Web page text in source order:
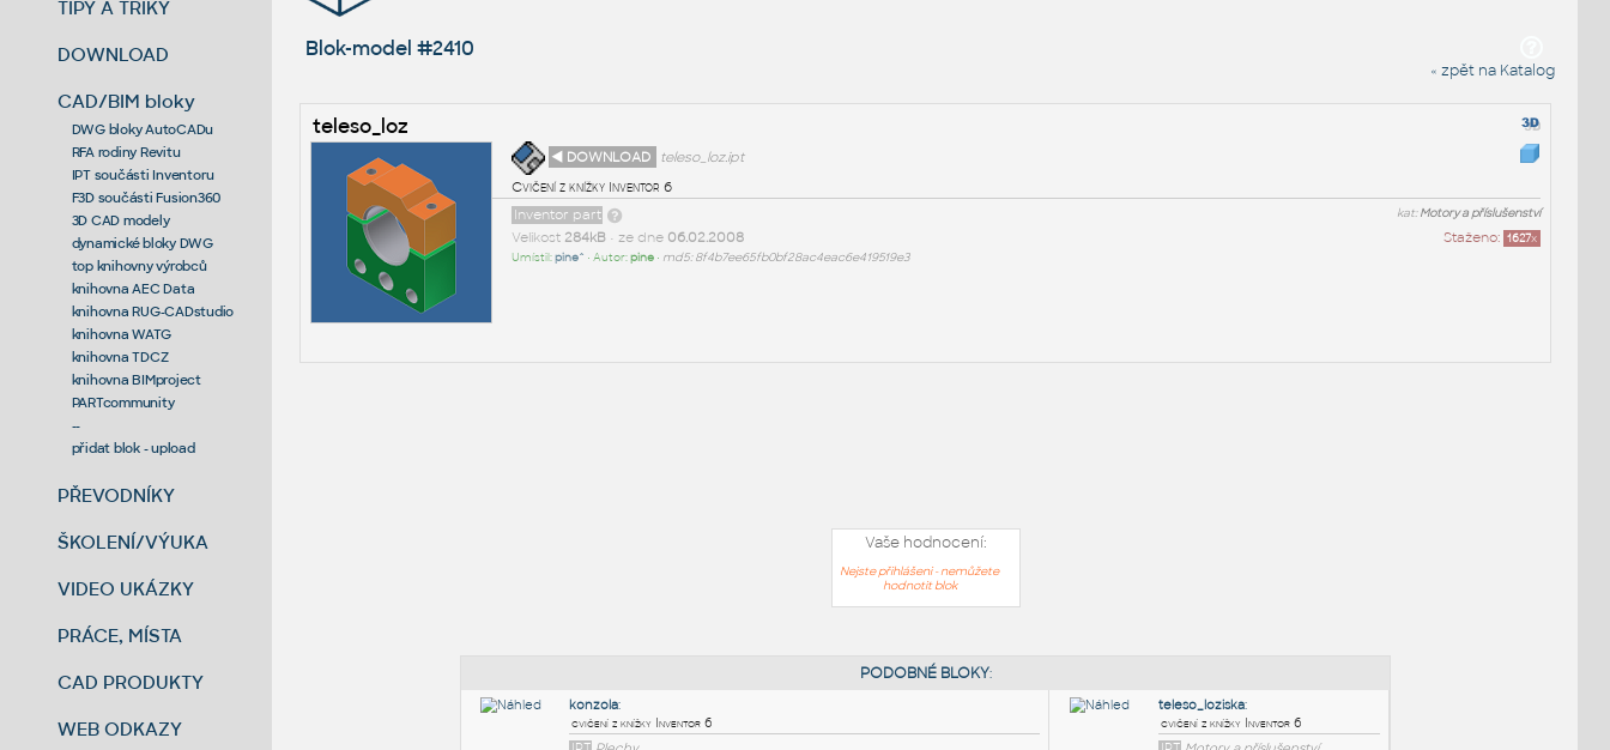
TIPY A TRIKY
DOWNLOAD
CAD/BIM bloky
DWG bloky AutoCADu
RFA rodiny Revitu
IPT součásti Inventoru
F3D součásti Fusion360
3D CAD modely
dynamické bloky DWG
top knihovny výrobců
knihovna AEC Data
knihovna RUG-CADstudio
knihovna WATG
knihovna TDCZ
knihovna BIMproject
PARTcommunity
--
přidat blok - upload
PŘEVODNÍKY
ŠKOLENÍ/VÝUKA
VIDEO UKÁZKY
PRÁCE, MÍSTA
CAD PRODUKTY
WEB ODKAZY
Blok-model #2410
« zpět na Katalog
teleso_loz
◄ DOWNLOAD
teleso_loz.ipt
Cvičení z knížky Inventor 6
kat:Motory a příslušenství
Inventor part
Staženo: 1627x
Velikost 284kB• ze dne 06.02.2008
Umístil:pine^ • Autor:pine• md5: 8f4b7ee65fb0bf28ac4eac6e419519e3
Vaše hodnocení:
Nejste přihlášeni - nemůžete
hodnotit blok